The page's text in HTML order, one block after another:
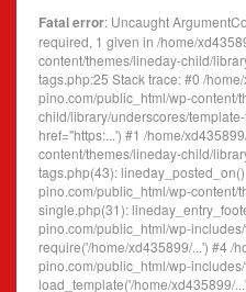
Fatal error: Uncaught
required, 1 given in /home/
content/themes/lineday-child/
tags.php:25 Stack trace: #0 /
pino.com/public_html/wp-content/
child/library/underscores/
href="https:...') #1 /home/
content/themes/lineday-child/
tags.php(43):
pino.com/public_html/wp-content/
single.php(31):
pino.com/public_html/wp-
require('/home/xd435899/...') #4 /
pino.com/public_html/wp-
load_template('/home/xd435899/